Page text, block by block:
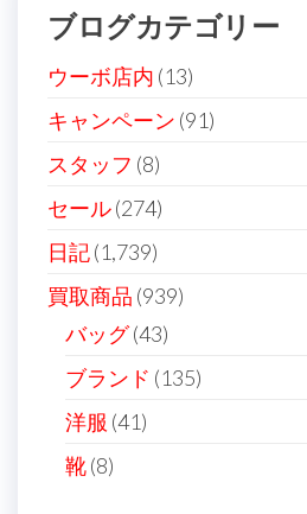
ー
ジ
送
り
ブログカテゴリー
ウーボ店内 (13)
キャンペーン (91)
スタッフ (8)
セール(274)
日記(1,739)
買取商品 (939)
バッグ(43)
ブランド (135)
洋服 (41)
靴(8)